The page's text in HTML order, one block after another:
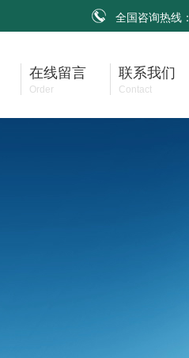
全国咨询热线：
在线留言
Order
联系我们
Contact